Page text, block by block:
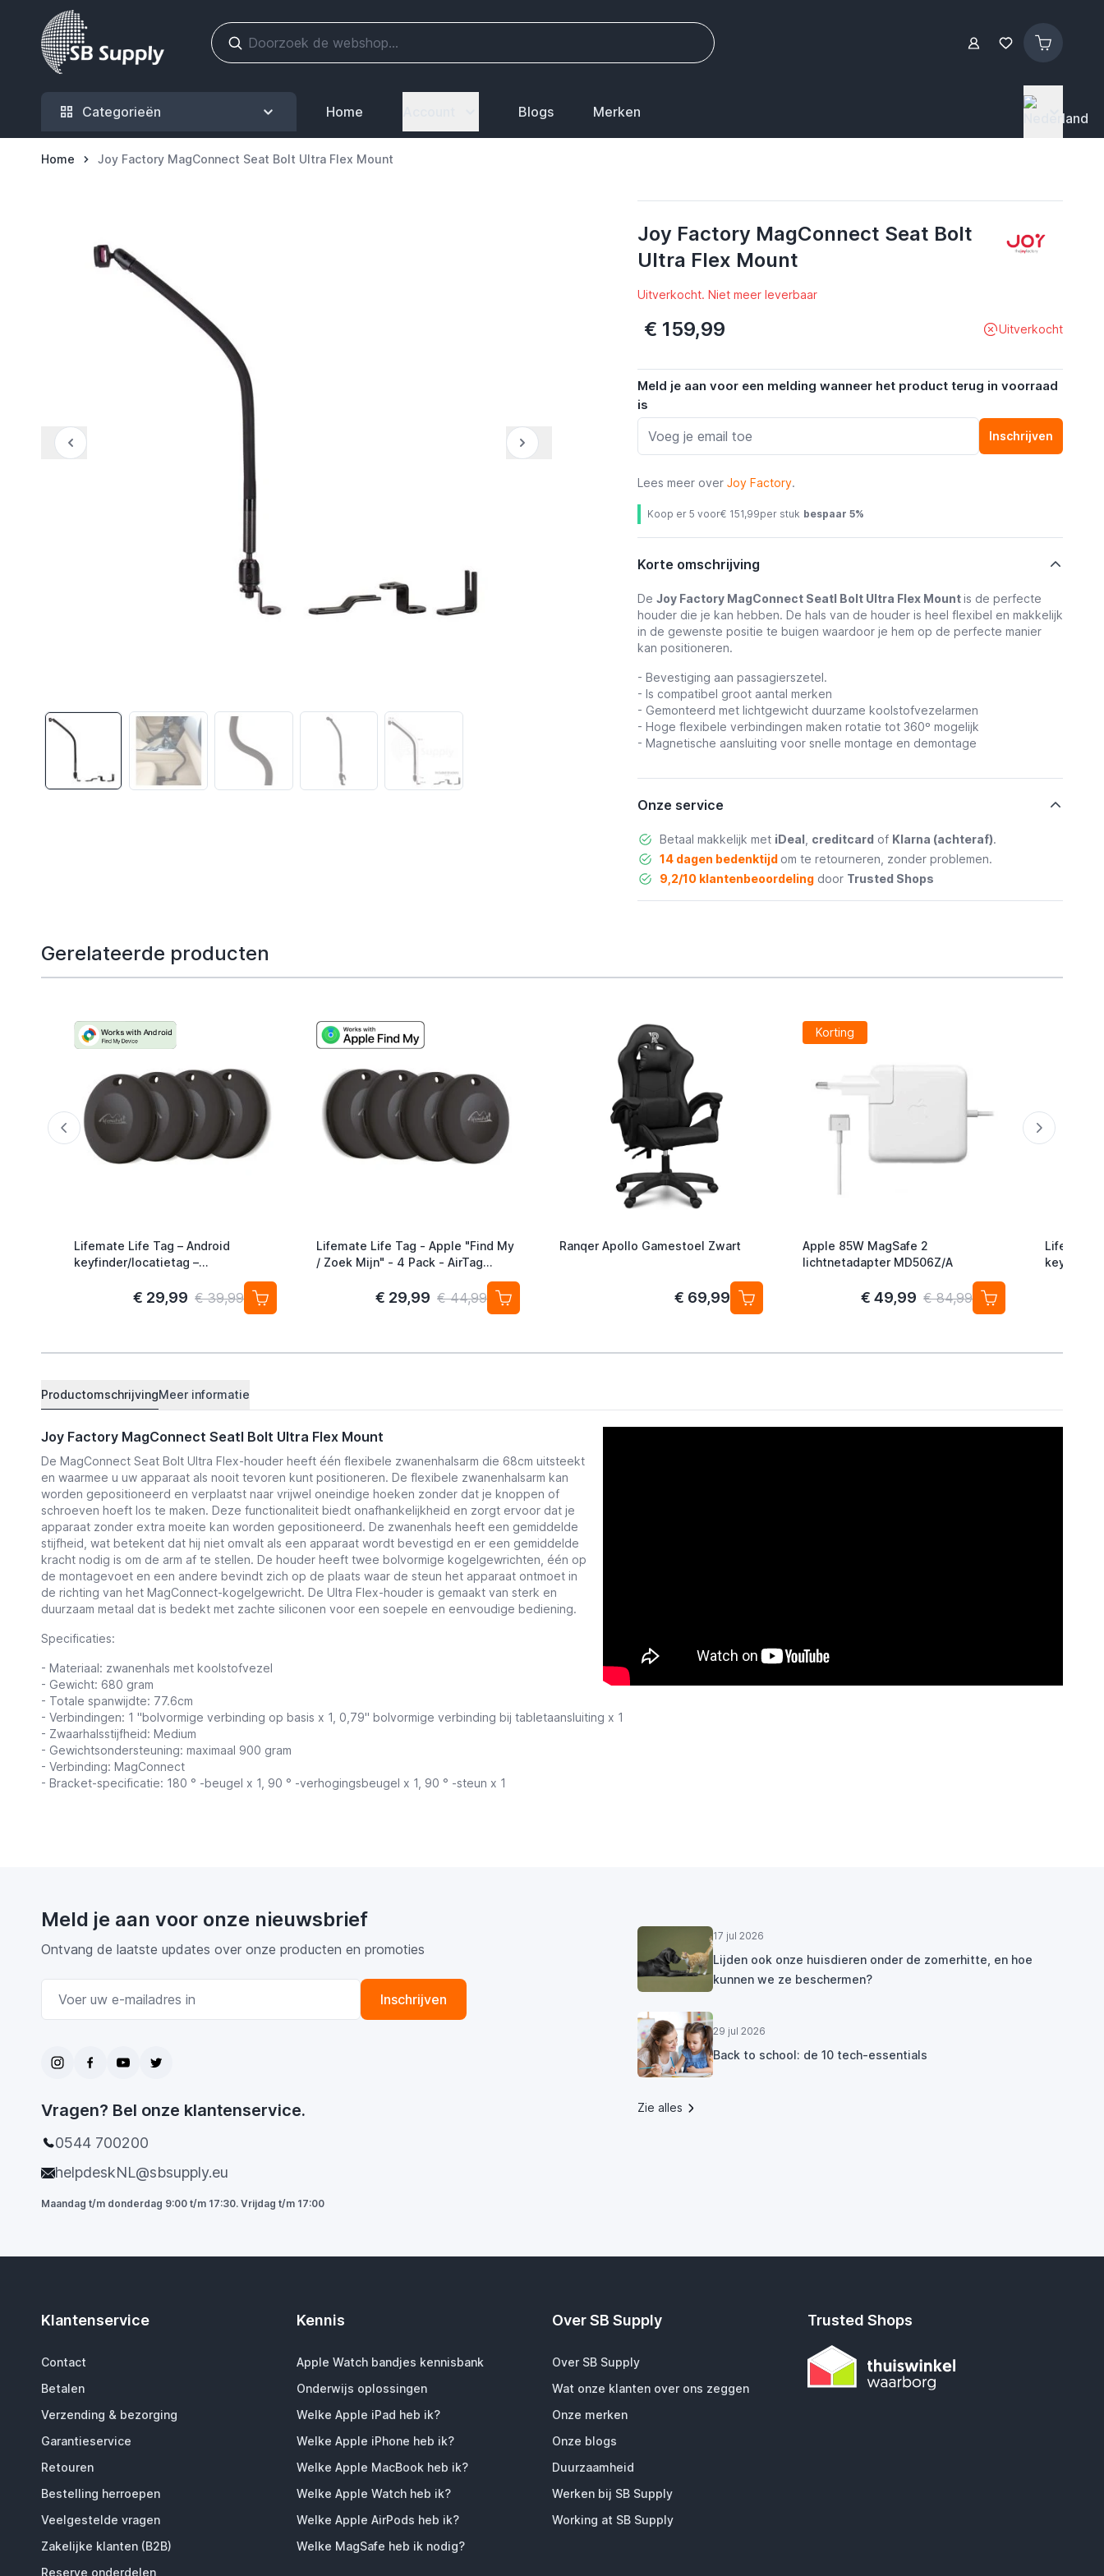
Ga naar de inhoud
Categorieën Home Blogs Merken
Home Joy Factory MagConnect Seat Bolt Ultra Flex Mount
Joy Factory MagConnect Seat Bolt
Ultra Flex Mount
Uitverkocht. Niet meer leverbaar
€ 159,99 Uitverkocht
Meld je aan voor een melding wanneer het product terug in voorraad
is
Inschrijven
Lees meer over Joy Factory.
Koop er 5 voor€ 151,99per stuk bespaar 5%
Korte omschrijving
De Joy Factory MagConnect Seatl Bolt Ultra Flex Mountis de perfecte
houder die je kan hebben. De hals van de houder is heel flexibel en makkelijk
in de gewenste positie te buigen waardoor je hem op de perfecte manier
kan positioneren.
- Bevestiging aan passagierszetel.
- Is compatibel groot aantal merken
- Gemonteerd met lichtgewicht duurzame koolstofvezelarmen
- Hoge flexibele verbindingen maken rotatie tot 360º mogelijk
- Magnetische aansluiting voor snelle montage en demontage
Onze service
Betaal makkelijk met iDeal creditcard of Klarna (achteraf).
14 dagen bedenktijd om te retourneren, zonder problemen.
9,2/10 klantenbeoordelingdoor Trusted Shops
Gerelateerde producten
Lifemate Life Tag – Android
keyfinder/locatietag –
Android/Google Find My Device –
€ 29,99 € 39,99
Lifemate Life Tag - Apple "Find My
/ Zoek Mijn" - 4 Pack - AirTag
€ 29,99 € 44,99
Ranqer Apollo Gamestoel Zwart
€ 69,99
Korting
Apple 85W MagSafe 2
lichtnetadapter MD506Z/A
€ 49,99 € 84,99
Lifemate
ProductomschrijvingMeer informatie
Joy Factory MagConnect Seatl Bolt Ultra Flex Mount
De MagConnect Seat Bolt Ultra Flex-houder heeft één flexibele zwanenhalsarm die 68cm uitsteekt
en waarmee u uw apparaat als nooit tevoren kunt positioneren. De flexibele zwanenhalsarm kan
worden gepositioneerd en verplaatst naar vrijwel oneindige hoeken zonder dat je knoppen of
schroeven hoeft los te maken. Deze functionaliteit biedt onafhankelijkheid en zorgt ervoor dat je
apparaat zonder extra moeite kan worden gepositioneerd. De zwanenhals heeft een gemiddelde
stijfheid, wat betekent dat hij niet omvalt als een apparaat wordt bevestigd en er een gemiddelde
kracht nodig is om de arm af te stellen. De houder heeft twee bolvormige kogelgewrichten, één op
de montagevoet en een andere bevindt zich op de plaats waar de steun het apparaat ontmoet in
de richting van het MagConnect-kogelgewricht. De Ultra Flex-houder is gemaakt van sterk en
duurzaam metaal dat is bedekt met zachte siliconen voor een soepele en eenvoudige bediening.
Specificaties:
- Materiaal: zwanenhals met koolstofvezel
- Gewicht: 680 gram
- Totale spanwijdte: 77.6cm
- Verbindingen: 1 "bolvormige verbinding op basis x 1, 0,79" bolvormige verbinding bij tabletaansluiting x 1
- Zwaarhalsstijfheid: Medium
- Gewichtsondersteuning: maximaal 900 gram
- Verbinding: MagConnect
- Bracket-specificatie: 180 ° -beugel x 1, 90 ° -verhogingsbeugel x 1, 90 ° -steun x 1
Meld je aan voor onze nieuwsbrief
Ontvang de laatste updates over onze producten en promoties
Inschrijven
Vragen? Bel onze klantenservice.
0544 700200
helpdeskNL@sbsupply.eu
Maandag t/m donderdag 9:00 t/m 17:30. Vrijdag t/m 17:00
17 jul 2026
Lijden ook onze huisdieren onder de zomerhitte, en hoe
kunnen we ze beschermen?
29 jul 2026
Back to school: de 10 tech-essentials
Zie alles
Klantenservice
Contact
Betalen
Verzending & bezorging
Garantieservice
Retouren
Bestelling herroepen
Veelgestelde vragen
Zakelijke klanten (B2B)
Reserve onderdelen
Kennis
Apple Watch bandjes kennisbank
Onderwijs oplossingen
Welke Apple iPad heb ik?
Welke Apple iPhone heb ik?
Welke Apple MacBook heb ik?
Welke Apple Watch heb ik?
Welke Apple AirPods heb ik?
Welke MagSafe heb ik nodig?
Over SB Supply
Over SB Supply
Wat onze klanten over ons zeggen
Onze merken
Onze blogs
Duurzaamheid
Werken bij SB Supply
Working at SB Supply
Trusted Shops